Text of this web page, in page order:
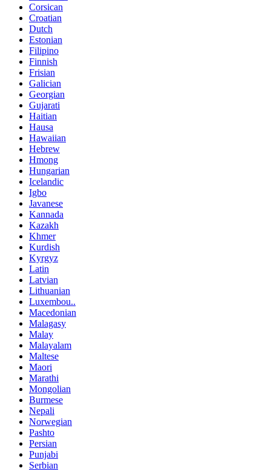
Corsican
Croatian
Dutch
Estonian
Filipino
Finnish
Frisian
Galician
Georgian
Gujarati
Haitian
Hausa
Hawaiian
Hebrew
Hmong
Hungarian
Icelandic
Igbo
Javanese
Kannada
Kazakh
Khmer
Kurdish
Kyrgyz
Latin
Latvian
Lithuanian
Luxembou..
Macedonian
Malagasy
Malay
Malayalam
Maltese
Maori
Marathi
Mongolian
Burmese
Nepali
Norwegian
Pashto
Persian
Punjabi
Serbian